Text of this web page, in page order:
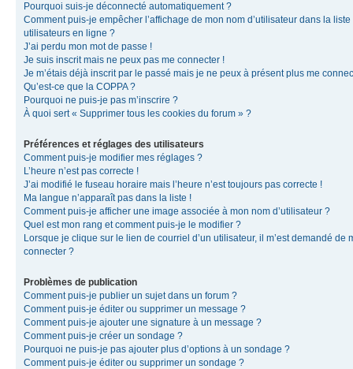
Pourquoi suis-je déconnecté automatiquement ?
Comment puis-je empêcher l’affichage de mon nom d’utilisateur dans la liste
utilisateurs en ligne ?
J’ai perdu mon mot de passe !
Je suis inscrit mais ne peux pas me connecter !
Je m’étais déjà inscrit par le passé mais je ne peux à présent plus me
Qu’est-ce que la COPPA ?
Pourquoi ne puis-je pas m’inscrire ?
À quoi sert « Supprimer tous les cookies du forum » ?
Préférences et réglages des utilisateurs
Comment puis-je modifier mes réglages ?
L’heure n’est pas correcte !
J’ai modifié le fuseau horaire mais l’heure n’est toujours pas correcte !
Ma langue n’apparaît pas dans la liste !
Comment puis-je afficher une image associée à mon nom d’utilisateur ?
Quel est mon rang et comment puis-je le modifier ?
Lorsque je clique sur le lien de courriel d’un utilisateur, il m’est demandé de
connecter ?
Problèmes de publication
Comment puis-je publier un sujet dans un forum ?
Comment puis-je éditer ou supprimer un message ?
Comment puis-je ajouter une signature à un message ?
Comment puis-je créer un sondage ?
Pourquoi ne puis-je pas ajouter plus d’options à un sondage ?
Comment puis-je éditer ou supprimer un sondage ?